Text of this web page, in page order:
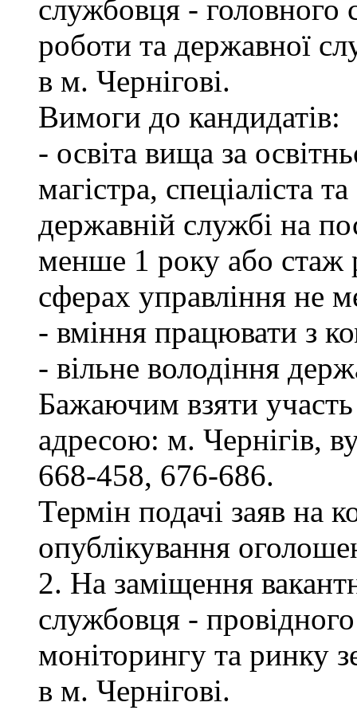
службовця - головного
роботи та державної
в м. Чернігові.
Вимоги до кандидатів:
- освіта вища за
магістра, спеціаліста
державній службі на
менше 1 року або стаж
сферах управління не
- вміння працювати з
- вільне володіння
Бажаючим взяти участь
адресою: м. Чернігів,
668-458, 676-686.
Термін подачі заяв на
опублікування
2. На заміщення
службовця - провідного
моніторингу та ринку
в м. Чернігові.